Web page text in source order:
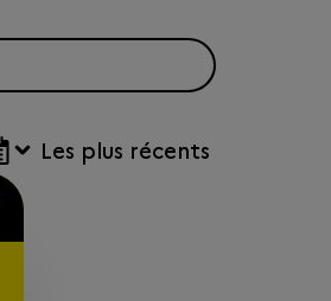
Les plus récents